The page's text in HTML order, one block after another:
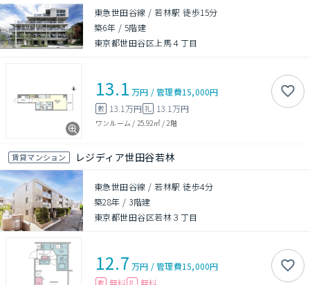
東急世田谷線 / 若林駅 徒歩15分
築6年 / 5階建
東京都世田谷区上馬４丁目
13.1 万円 /管理費15,000円
敷 13.1万円 礼 13.1万円
ワンルーム / 25.92㎡/ 2階
賃貸マンション レジディア世田谷若林
東急世田谷線 / 若林駅 徒歩4分
築28年 / 3階建
東京都世田谷区若林３丁目
12.7 万円 /管理費15,000円
敷 無料 礼 無料